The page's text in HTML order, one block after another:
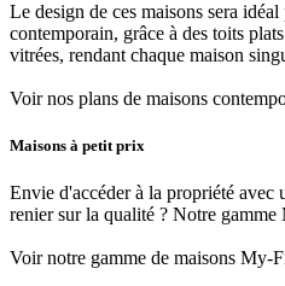
Le design de ces maisons sera
contemporain, grâce à des toits
vitrées, rendant chaque maison
Voir nos plans de maisons
Maisons à petit prix
Envie d'accéder à la propriété avec
renier sur la qualité ? Notre
Voir notre gamme de maisons My-